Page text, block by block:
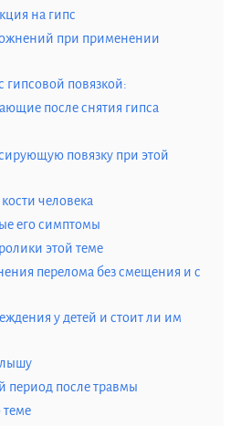
на гипс
при применении
гипсовой повязкой:
после снятия гипса
повязку при этой
человека
его симптомы
этой теме
перелома без смещения и с
у детей и стоит ли им
период после травмы
теме